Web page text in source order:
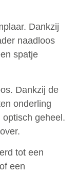
Dankzij
naadloos
spatje
Dankzij de
onderling
geheel.
tot een
een